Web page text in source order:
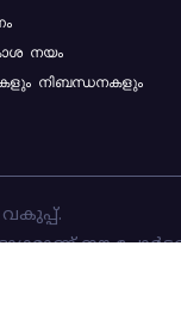
നയം
നിബന്ധനകളും
വകുപ്പ്.
ഈ